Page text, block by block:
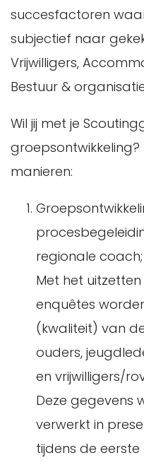
succesfactoren
subjectief naar
Vrijwilligers,
Bestuur &
Wil jij met je
manieren:
regionale coach;
Met het
enquêtes
(kwaliteit) van
ouders,
en vrijwilligers/
Deze gegevens
verwerkt in
tijdens de